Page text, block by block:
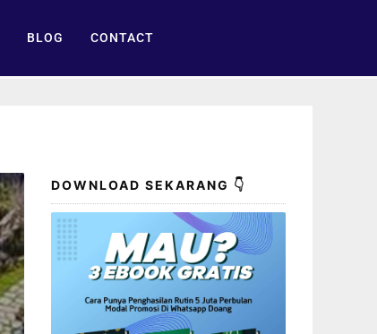
BLOG CONTACT
DOWNLOAD SEKARANG 👇